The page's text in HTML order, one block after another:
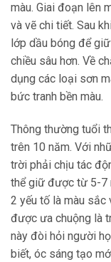
màu. Giai đoạn lên
và vẽ chi tiết. Sau
lớp dầu bóng để
chiều sâu hơn. Về
dụng các loại sơn
bức tranh bền màu.
Thông thường tuổi
trên 10 năm. Với
trời phải chịu tác
thể giữ được từ 5-7
2 yếu tố là màu sắc
được ưa chuộng là
này đòi hỏi người
biết, óc sáng tạo